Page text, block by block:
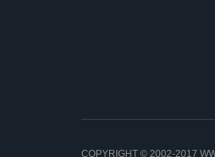
COPYRIGHT © 2002-2017